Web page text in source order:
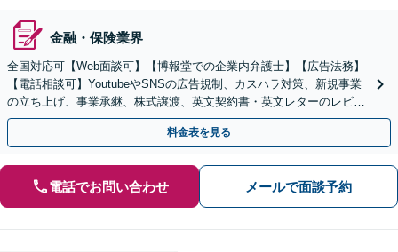
金融・保険業界
全国対応可【Web面談可】【博報堂での企業内弁護士】【広告法務】
【電話相談可】YoutubeやSNSの広告規制、カスハラ対策、新規事業
の立ち上げ、事業承継、株式譲渡、英文契約書・英文レターのレビュ
ー・ドラフトなどに対応。
料金表を見る
電話でお問い合わせ メールで面談予約